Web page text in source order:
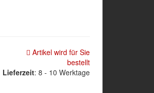
Artikel wird für Sie
bestellt
Lieferzeit: 8 - 10 Werktage